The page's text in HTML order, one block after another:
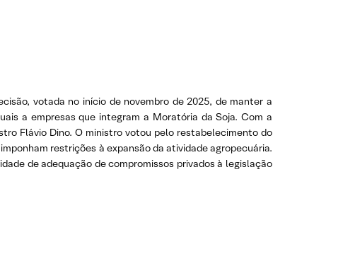
votada no início de novembro de 2025, de manter a
a empresas que integram a Moratória da Soja. Com a
Flávio Dino. O ministro votou pelo restabelecimento do
restrições à expansão da atividade agropecuária.
de adequação de compromissos privados à legislação